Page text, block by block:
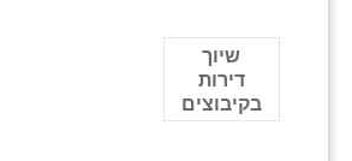
שיוך
דירות
בקיבוצים